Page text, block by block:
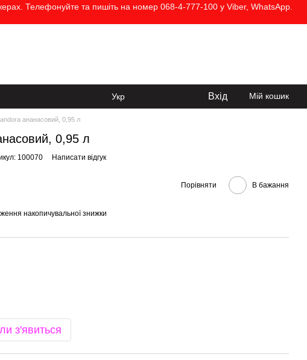
Телефонуйте та пишіть на номер 068-4-777-100 у Viber, WhatsApp.
Укр Вхід Мій кошик
ананасовий, 0,95 л
0,95 л
100070 Написати відгук
Порівняти В бажання
накопичувальної знижки
з'явиться